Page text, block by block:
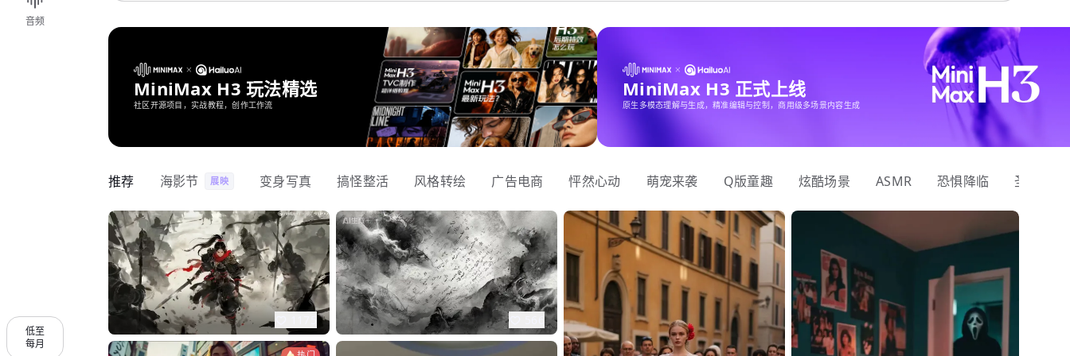
音频
低至
每月
MiniMax H3 玩法精选
社区开源项目，实战教程，创作工作流
MiniMax H3 正式上线
原生多模态理解与生成，精准编辑与控制，商用级多场景内容生成
推荐 海影节 展映 变身写真 搞怪整活 风格转绘 广告电商 怦然心动 萌宠来袭 Q版童趣 炫酷场景 ASMR 恐惧降临 圣诞狂欢